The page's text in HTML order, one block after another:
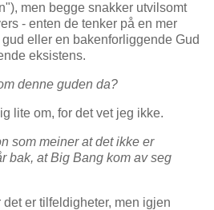
men begge snakker utvilsomt
- enten de tenker på en mer
eller en bakenforliggende Gud
eksistens.
denne guden da?
lite om, for det vet jeg ikke.
som meiner at det ikke er
bak, at Big Bang kom av seg
det er tilfeldigheter, men igjen